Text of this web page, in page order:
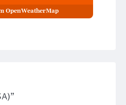
OpenWeatherMap